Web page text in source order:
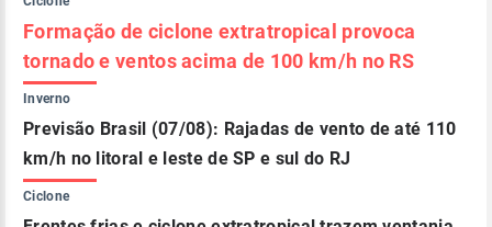
Formação de ciclone extratropical provoca
tornado e ventos acima de 100 km/h no RS
Inverno
Previsão Brasil (07/08): Rajadas de vento de até 110
km/h no litoral e leste de SP e sul do RJ
Ciclone